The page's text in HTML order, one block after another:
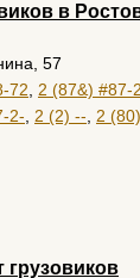
в
57
72 2 (87&) #87-
2- 2 (2) -- 2
грузовиков